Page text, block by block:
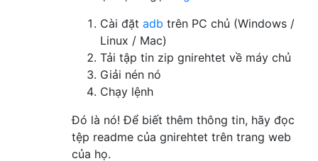
Cài đặt adb trên PC chủ (Windows /
Linux / Mac)
Tải tập tin zip gnirehtet về máy chủ
Giải nén nó
Chạy lệnh
Đó là nó! Để biết thêm thông tin, hãy đọc
tệp readme của gnirehtet trên trang web
của họ.